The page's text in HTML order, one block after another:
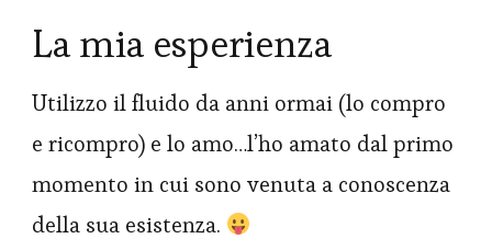
La mia esperienza
Utilizzo il fluido da anni ormai (lo compro
e ricompro) e lo amo…l’ho amato dal primo
momento in cui sono venuta a conoscenza
della sua esistenza.